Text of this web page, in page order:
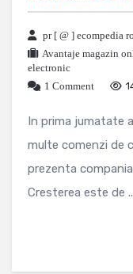
pr [ @ ] ecompedia ro
Avantaje magazin
electronic
1 Comment
In prima jumatate
multe comenzi de
prezenta
Cresterea este de